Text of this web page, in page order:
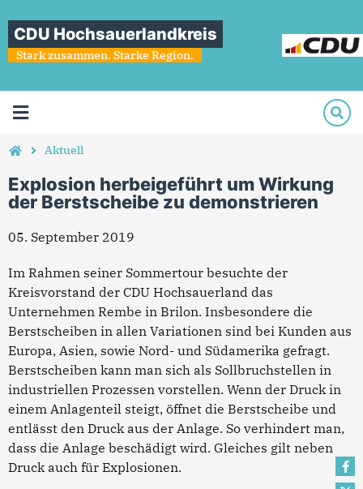
CDU Hochsauerlandkreis
Stark zusammen. Starke Region.
Aktuell
Explosion herbeigeführt um Wirkung
der Berstscheibe zu demonstrieren
05. September 2019
Im Rahmen seiner Sommertour besuchte der
Kreisvorstand der CDU Hochsauerland das
Unternehmen Rembe in Brilon. Insbesondere die
Berstscheiben in allen Variationen sind bei Kunden aus
Europa, Asien, sowie Nord- und Südamerika gefragt.
Berstscheiben kann man sich als Sollbruchstellen in
industriellen Prozessen vorstellen. Wenn der Druck in
einem Anlagenteil steigt, öffnet die Berstscheibe und
entlässt den Druck aus der Anlage. So verhindert man,
dass die Anlage beschädigt wird. Gleiches gilt neben
Druck auch für Explosionen.